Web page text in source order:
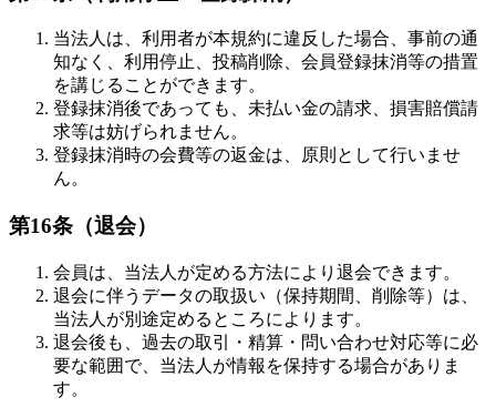
当法人は、利用者が本規約に違反した場合、事前の通
知なく、利用停止、投稿削除、会員登録抹消等の措置
を講じることができます。
登録抹消後であっても、未払い金の請求、損害賠償請
求等は妨げられません。
登録抹消時の会費等の返金は、原則として行いませ
ん。
第16条（退会）
会員は、当法人が定める方法により退会できます。
退会に伴うデータの取扱い（保持期間、削除等）は、
当法人が別途定めるところによります。
退会後も、過去の取引・精算・問い合わせ対応等に必
要な範囲で、当法人が情報を保持する場合がありま
す。